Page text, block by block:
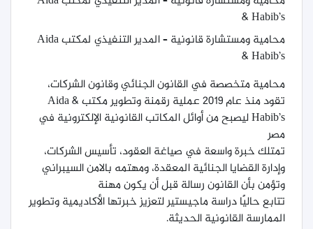
& Habib’s
محامية ومستشارة قانونية – المدير التنفيذي لمكتبAida
& Habib’s
محامية متخصصة في القانون الجنائي وقانون الشركات،
تقود منذ عام 2019 عملية رقمنة وتطوير مكتب
Aida &
Habib’sليصبح من أوائل المكاتب القانونية الإلكترونية في
مصر
تمتلك خبرة واسعة في صياغة العقود، تأسيس الشركات،
وإدارة القضايا الجنائية المعقدة،ومهتمه بالامن السيبراني
وتؤمن بأن القانون رسالة قبل أن يكون مهنة
تتابع حاليًا دراسةماجيستيرلتعزيز خبرتها الأكاديمية وتطوير
الممارسة القانونية الحديثة.